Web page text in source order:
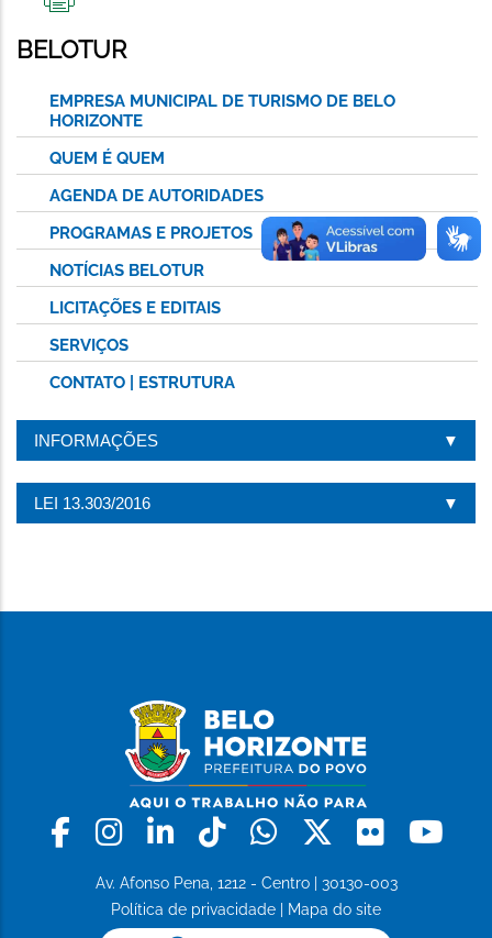
ESTA
PÁGINA
BELOTUR
EMPRESA MUNICIPAL DE TURISMO DE BELO
HORIZONTE
QUEM É QUEM
AGENDA DE AUTORIDADES
PROGRAMAS E PROJETOS
NOTÍCIAS BELOTUR
LICITAÇÕES E EDITAIS
SERVIÇOS
CONTATO | ESTRUTURA
INFORMAÇÕES
LEI 13.303/2016
Facebook
Instagram
LinkedinTiktokWhatsapp
X Flickr
Av. Afonso Pena, 1212 - Centro | 30130-003
Política de privacidade
Mapa do site